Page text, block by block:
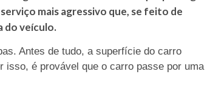
mais agressivo que, se feito de
do veículo.
Antes de tudo, a superfície do carro
isso, é provável que o carro passe por uma